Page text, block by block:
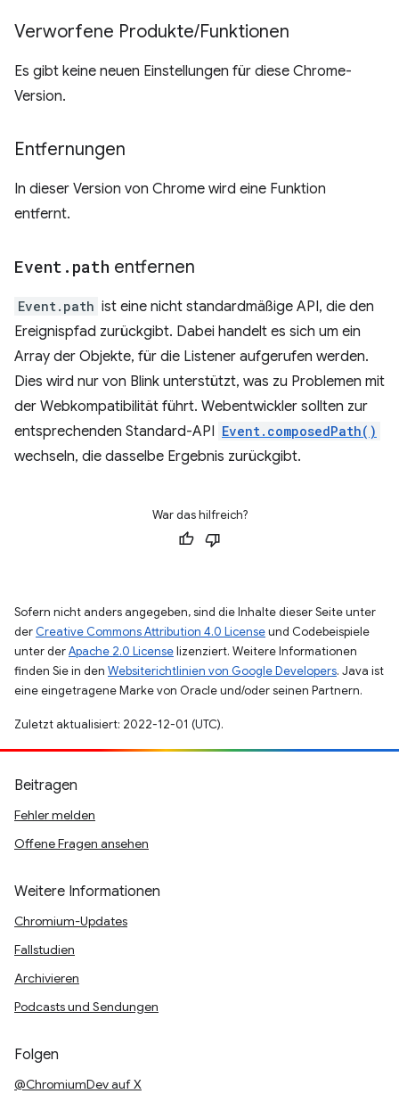
Verworfene Produkte/Funktionen
Es gibt keine neuen Einstellungen für diese Chrome-
Version.
Entfernungen
In dieser Version von Chrome wird eine Funktion
entfernt.
Event . path entfernen
Event.path ist eine nicht standardmäßige API, die den
Ereignispfad zurückgibt. Dabei handelt es sich um ein
Array der Objekte, für die Listener aufgerufen werden.
Dies wird nur von Blink unterstützt, was zu Problemen mit
der Webkompatibilität führt. Webentwickler sollten zur
entsprechenden Standard-API Event.composedPath()
wechseln, die dasselbe Ergebnis zurückgibt.
War das hilfreich?
Sofern nicht anders angegeben, sind die Inhalte dieser Seite unter
der Creative Commons Attribution 4.0 Licenseund Codebeispiele
unter derApache 2.0 Licenselizenziert. Weitere Informationen
finden Sie in den Websiterichtlinien von Google Developers. Java ist
eine eingetragene Marke von Oracle und/oder seinen Partnern.
Zuletzt aktualisiert: 2022-12-01 (UTC).
Beitragen
Fehler melden
Offene Fragen ansehen
Weitere Informationen
Chromium-Updates
Fallstudien
Archivieren
Podcasts und Sendungen
Folgen
@ChromiumDev auf X